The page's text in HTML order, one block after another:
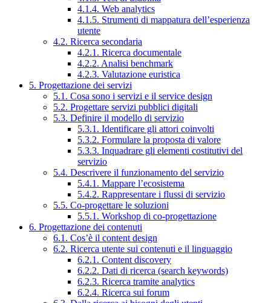
4.1.4. Web analytics
4.1.5. Strumenti di mappatura dell’esperienza
utente
4.2. Ricerca secondaria
4.2.1. Ricerca documentale
4.2.2. Analisi benchmark
4.2.3. Valutazione euristica
5. Progettazione dei servizi
5.1. Cosa sono i servizi e il service design
5.2. Progettare servizi pubblici digitali
5.3. Definire il modello di servizio
5.3.1. Identificare gli attori coinvolti
5.3.2. Formulare la proposta di valore
5.3.3. Inquadrare gli elementi costitutivi del
servizio
5.4. Descrivere il funzionamento del servizio
5.4.1. Mappare l’ecosistema
5.4.2. Rappresentare i flussi di servizio
5.5. Co-progettare le soluzioni
5.5.1. Workshop di co-progettazione
6. Progettazione dei contenuti
6.1. Cos’è il content design
6.2. Ricerca utente sui contenuti e il linguaggio
6.2.1. Content discovery
6.2.2. Dati di ricerca (search keywords)
6.2.3. Ricerca tramite analytics
6.2.4. Ricerca sui forum